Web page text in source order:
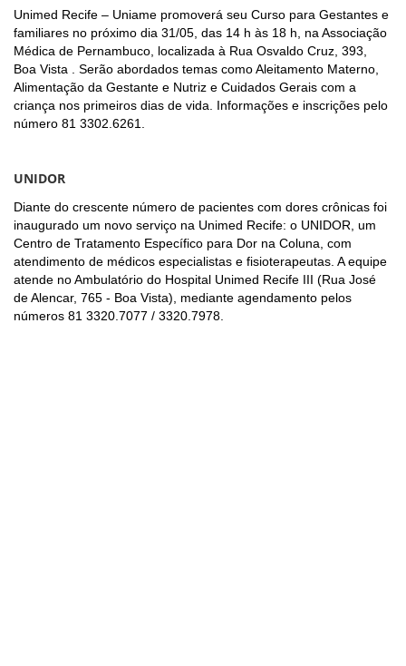
PUBLICAÇÕES
PORTARIAS
RESOLUÇÕES
DIVERSOS
ATAS DA CIPA
ATAS E RESOLUÇÕES DO CONSELHO FISCAL
ATAS DO CONSADE
CONTATO
Unimed Recife – Uniame promoverá seu Curso para Gestantes e
familiares no próximo dia 31/05, das 14 h às 18 h, na Associação
Médica de Pernambuco, localizada à Rua Osvaldo Cruz, 393,
Boa Vista . Serão abordados temas como Aleitamento Materno,
Alimentação da Gestante e Nutriz e Cuidados Gerais com a
criança nos primeiros dias de vida. Informações e inscrições pelo
número 81 3302.6261.
UNIDOR
Diante do crescente número de pacientes com dores crônicas foi
inaugurado um novo serviço na Unimed Recife: o UNIDOR, um
Centro de Tratamento Específico para Dor na Coluna, com
atendimento de médicos especialistas e fisioterapeutas. A equipe
atende no Ambulatório do Hospital Unimed Recife III (Rua José
de Alencar, 765 - Boa Vista), mediante agendamento pelos
números 81 3320.7077 / 3320.7978.